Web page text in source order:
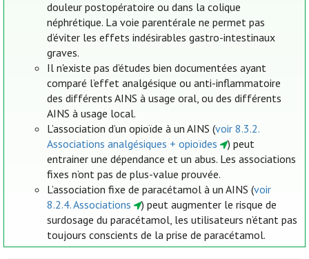
douleur postopératoire ou dans la colique
néphrétique. La voie parentérale ne permet pas
d’éviter les effets indésirables gastro-intestinaux
graves.
Il n'existe pas d’études bien documentées ayant
comparé l’effet analgésique ou anti-inflammatoire
des différents AINS à usage oral, ou des différents
AINS à usage local.
L’association d’un opioïde à un AINS (voir 8.3.2.
Associations analgésiques + opioïdes
) peut
entrainer une dépendance et un abus. Les associations
fixes n’ont pas de plus-value prouvée.
L’association fixe de paracétamol à un AINS (voir
8.2.4. Associations
) peut augmenter le risque de
surdosage du paracétamol, les utilisateurs n’étant pas
toujours conscients de la prise de paracétamol.